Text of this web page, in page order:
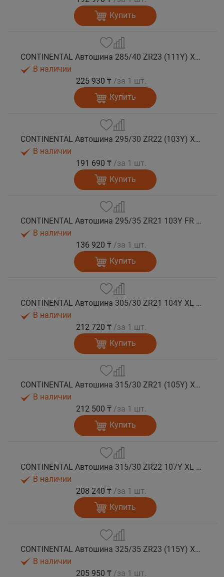
Купить
CONTINENTAL Автошина 285/40 ZR23 (111Y) XL FR SportContact 7 лето
В наличии
225 930 ₸ /за 1 шт.
Купить
CONTINENTAL Автошина 295/30 ZR22 (103Y) XL FR SportContact 7 лето
В наличии
191 690 ₸ /за 1 шт.
Купить
CONTINENTAL Автошина 295/35 ZR21 103Y FR SportContact 7 MGT лето
В наличии
136 920 ₸ /за 1 шт.
Купить
CONTINENTAL Автошина 305/30 ZR21 104Y XL FR SportContact 7 лето
В наличии
212 720 ₸ /за 1 шт.
Купить
CONTINENTAL Автошина 315/30 ZR21 (105Y) XL FR SportContact 7 MO1 лето
В наличии
212 500 ₸ /за 1 шт.
Купить
CONTINENTAL Автошина 315/30 ZR22 107Y XL FR SportContact 7 лето
В наличии
208 240 ₸ /за 1 шт.
Купить
CONTINENTAL Автошина 325/35 ZR23 (115Y) XL FR SportContact 7 лето
В наличии
205 950 ₸ /за 1 шт.